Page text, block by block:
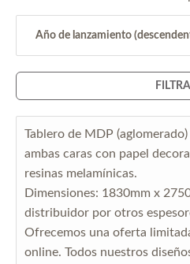
Tablero de MDP
ambas caras con papel
resinas melamínicas.
Dimensiones: 1830mm x
distribuidor por otros
Ofrecemos una oferta
online. Todos nuestros